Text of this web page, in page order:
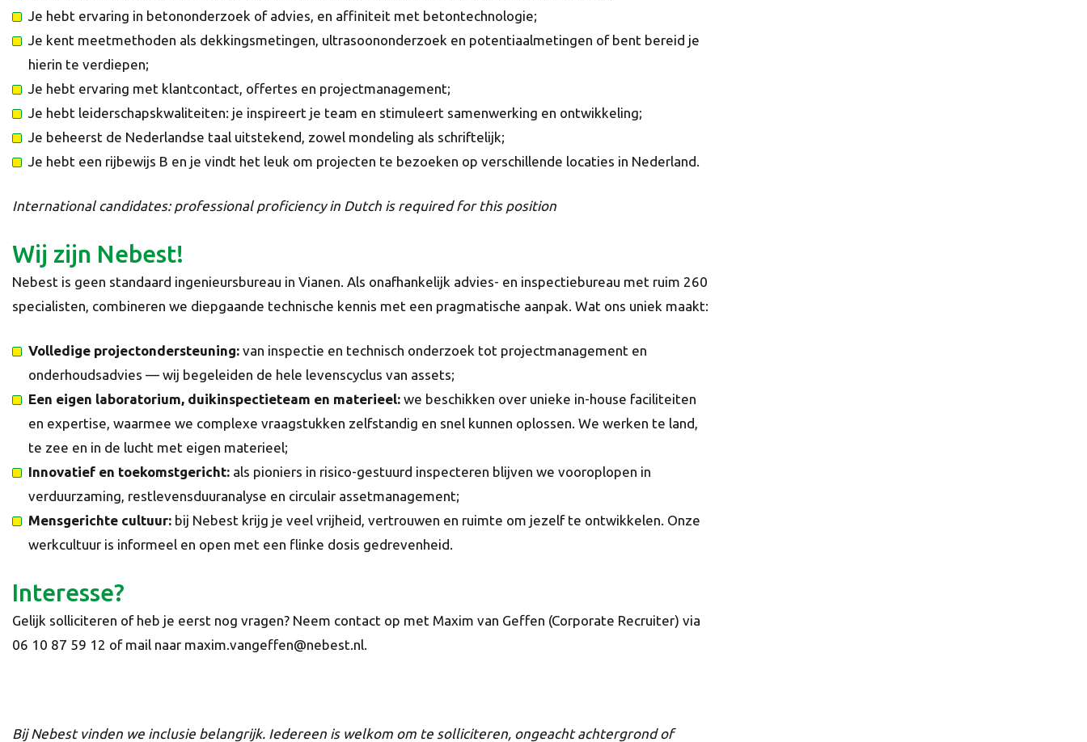
Je hebt ervaring in betononderzoek of advies, en affiniteit met betontechnologie;
Je kent meetmethoden als dekkingsmetingen, ultrasoononderzoek en potentiaalmetingen of bent bereid je
hierin te verdiepen;
Je hebt ervaring met klantcontact, offertes en projectmanagement;
Je hebt leiderschapskwaliteiten: je inspireert je team en stimuleert samenwerking en ontwikkeling;
Je beheerst de Nederlandse taal uitstekend, zowel mondeling als schriftelijk;
Je hebt een rijbewijs B en je vindt het leuk om projecten te bezoeken op verschillende locaties in Nederland.
International candidates: professional proficiency in Dutch is required for this position
Wij zijn Nebest!
Nebest is geen standaard ingenieursbureau in Vianen. Als onafhankelijk advies- en inspectiebureau met ruim 260
specialisten, combineren we diepgaande technische kennis met een pragmatische aanpak. Wat ons uniek maakt:
Volledige projectondersteuning: van inspectie en technisch onderzoek tot projectmanagement en
onderhoudsadvies — wij begeleiden de hele levenscyclus van assets;
Een eigen laboratorium, duikinspectieteam en materieel: we beschikken over unieke in-house faciliteiten
en expertise, waarmee we complexe vraagstukken zelfstandig en snel kunnen oplossen. We werken te land,
te zee en in de lucht met eigen materieel;
Innovatief en toekomstgericht: als pioniers in risico-gestuurd inspecteren blijven we vooroplopen in
verduurzaming, restlevensduuranalyse en circulair assetmanagement;
Mensgerichte cultuur: bij Nebest krijg je veel vrijheid, vertrouwen en ruimte om jezelf te ontwikkelen. Onze
werkcultuur is informeel en open met een flinke dosis gedrevenheid.
Interesse?
Gelijk solliciteren of heb je eerst nog vragen? Neem contact op met Maxim van Geffen (Corporate Recruiter) via
06 10 87 59 12 of mail naar maxim.vangeffen@nebest.nl.
Bij Nebest vinden we inclusie belangrijk. Iedereen is welkom om te solliciteren, ongeacht achtergrond of